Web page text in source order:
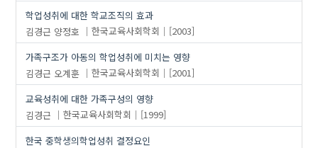
학업성취에 대한 학교조직의 효과
김경근 양정호 한국교육사회학회
[2003]
가족구조가 아동의 학업성취에 미치는 영향
김경근 오계훈 한국교육사회학회
[2001]
교육성취에 대한 가족구성의 영향
김경근
한국교육사회학회
[1999]
한국 중학생의학업성취 결정요인